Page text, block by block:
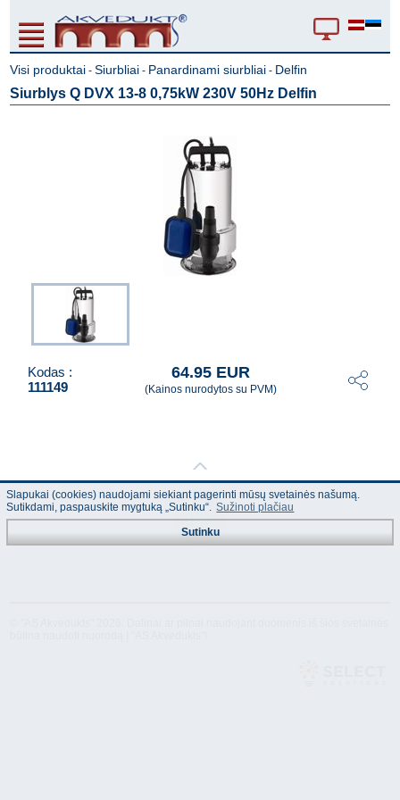
Visi produktai -Siurbliai - Panardinami siurbliai - Delfin
Siurblys Q DVX 13-8 0,75kW 230V 50Hz Delfin
Kodas :
111149
64.95 EUR
(Kainos nurodytos su PVM)
Slapukai (cookies) naudojami siekiant pagerinti mūsų svetainės našumą.
Sutikdami, paspauskite mygtuką „Sutinku“. Sužinoti plačiau
Sutinku